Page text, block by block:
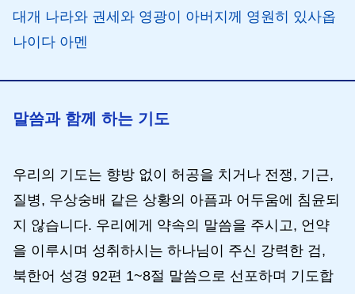
대개 나라와 권세와 영광이 아버지께 영원히 있사옵
나이다 아멘
말씀과 함께 하는 기도
우리의 기도는 향방 없이 허공을 치거나 전쟁, 기근,
질병, 우상숭배 같은 상황의 아픔과 어두움에 침윤되
지 않습니다. 우리에게 약속의 말씀을 주시고, 언약
을 이루시며 성취하시는 하나님이 주신 강력한 검,
북한어 성경 92편 1~8절 말씀으로 선포하며 기도합